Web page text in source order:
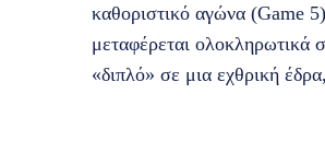
καθοριστικό αγώνα (Game
μεταφέρεται ολοκληρωτικά
«διπλό» σε μια εχθρική